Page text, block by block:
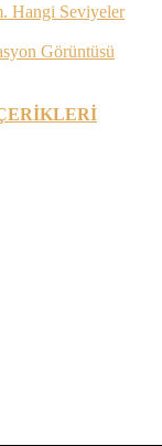
Hangi Seviyeler
Görüntüsü